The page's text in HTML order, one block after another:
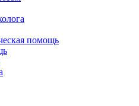
помощь